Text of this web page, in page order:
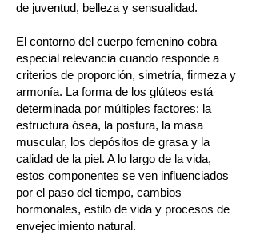
de juventud, belleza y sensualidad.
El contorno del cuerpo femenino cobra
especial relevancia cuando responde a
criterios de proporción, simetría, firmeza y
armonía. La forma de los glúteos está
determinada por múltiples factores: la
estructura ósea, la postura, la masa
muscular, los depósitos de grasa y la
calidad de la piel. A lo largo de la vida,
estos componentes se ven influenciados
por el paso del tiempo, cambios
hormonales, estilo de vida y procesos de
envejecimiento natural.